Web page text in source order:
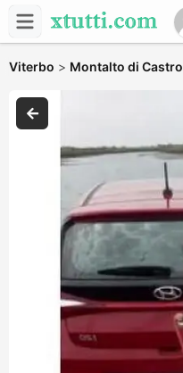
Viterbo > Montalto di Castro